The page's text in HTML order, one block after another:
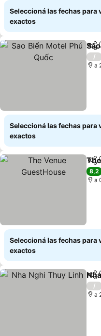
Seleccioná las fechas para
exactos
/
a
Seleccioná las fechas para
exactos
8,2
a
Seleccioná las fechas para
exactos
/
a